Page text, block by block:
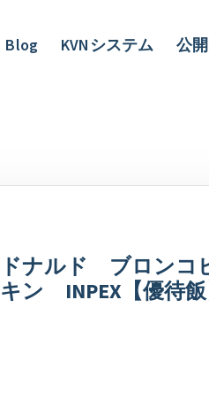
Blog KVNシステム 公
ドナルド ブロンコ
INPEX【優待飯